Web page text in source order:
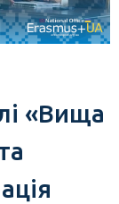
«Вища